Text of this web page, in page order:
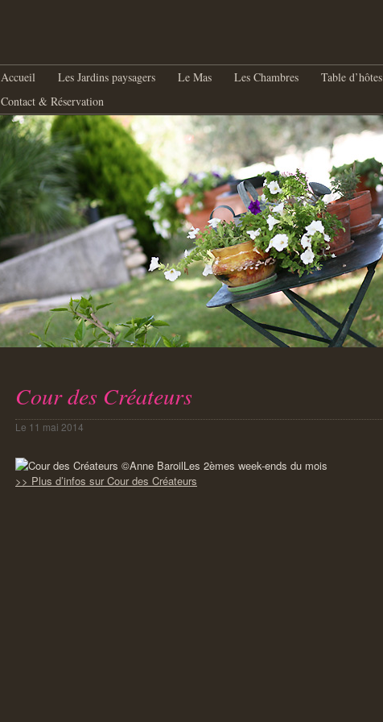
principal
Aller au contenu principal
Aller au contenu secondaire
Accueil Les Jardins paysagers Le Mas Les Chambres Table d’hôtes
Contact & Réservation
Cour des Créateurs
Le 11 mai 2014
Les 2èmes week-ends du mois
>> Plus d’infos sur Cour des Créateurs